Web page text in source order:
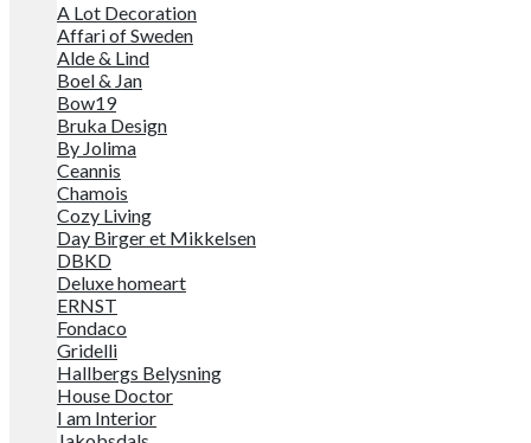
A Lot Decoration
Affari of Sweden
Alde & Lind
Boel & Jan
Bow19
Bruka Design
By Jolima
Ceannis
Chamois
Cozy Living
Day Birger et Mikkelsen
DBKD
Deluxe homeart
ERNST
Fondaco
Gridelli
Hallbergs Belysning
House Doctor
I am Interior